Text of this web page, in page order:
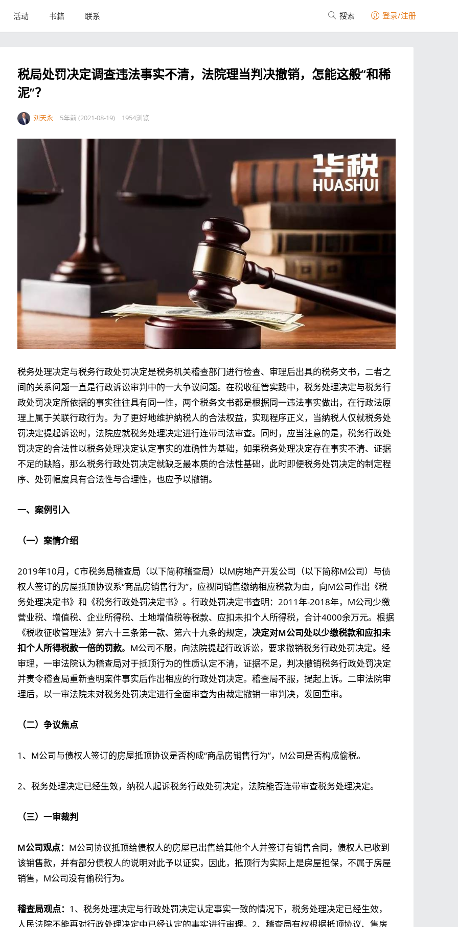
活动 书籍 联系 搜索 登录/注册
税局处罚决定调查违法事实不清，法院理当判决撤销，怎能这般“和稀
泥”？
刘天永 5年前 (2021-08-19) 1954浏览
税务处理决定与税务行政处罚决定是税务机关稽查部门进行检查、审理后出具的税务文书，二者之
间的关系问题一直是行政诉讼审判中的一大争议问题。在税收征管实践中，税务处理决定与税务行
政处罚决定所依据的事实往往具有同一性，两个税务文书都是根据同一违法事实做出，在行政法原
理上属于关联行政行为。为了更好地维护纳税人的合法权益，实现程序正义，当纳税人仅就税务处
罚决定提起诉讼时，法院应就税务处理决定进行连带司法审查。同时，应当注意的是，税务行政处
罚决定的合法性以税务处理决定认定事实的准确性为基础，如果税务处理决定存在事实不清、证据
不足的缺陷，那么税务行政处罚决定就缺乏最本质的合法性基础，此时即便税务处罚决定的制定程
序、处罚幅度具有合法性与合理性，也应予以撤销。
一、案例引入
（一） 案情介绍
2019年10月，C市税务局稽查局（以下简称稽查局）以M房地产开发公司（以下简称M公司）与债
权人签订的房屋抵顶协议系“商品房销售行为”，应视同销售缴纳相应税款为由，向M公司作出《税
务处理决定书》和《税务行政处罚决定书》。行政处罚决定书查明：2011年-2018年，M公司少缴
营业税、增值税、企业所得税、土地增值税等税款、应扣未扣个人所得税，合计4000余万元。根据
《税收征收管理法》第六十三条第一款、第六十九条的规定， 决定对M公司处以少缴税款和应扣未
扣个人所得税款一倍的罚款。M公司不服，向法院提起行政诉讼，要求撤销税务行政处罚决定。经
审理，一审法院认为稽查局对于抵顶行为的性质认定不清，证据不足，判决撤销税务行政处罚决定
并责令稽查局重新查明案件事实后作出相应的行政处罚决定。稽查局不服，提起上诉。二审法院审
理后，以一审法院未对税务处罚决定进行全面审查为由裁定撤销一审判决，发回重审。
（二） 争议焦点
1、M公司与债权人签订的房屋抵顶协议是否构成“商品房销售行为”，M公司是否构成偷税。
2、税务处理决定已经生效，纳税人起诉税务行政处罚决定，法院能否连带审查税务处理决定。
（三） 一审裁判
M公司观点： M公司协议抵顶给债权人的房屋已出售给其他个人并签订有销售合同，债权人已收到
该销售款，并有部分债权人的说明对此予以证实，因此，抵顶行为实际上是房屋担保，不属于房屋
销售，M公司没有偷税行为。
稽查局观点： 1、税务处理决定与行政处罚决定认定事实一致的情况下，税务处理决定已经生效，
人民法院不能再对行政处理决定中已经认定的事实进行审理。2、稽查局有权根据抵顶协议、售房